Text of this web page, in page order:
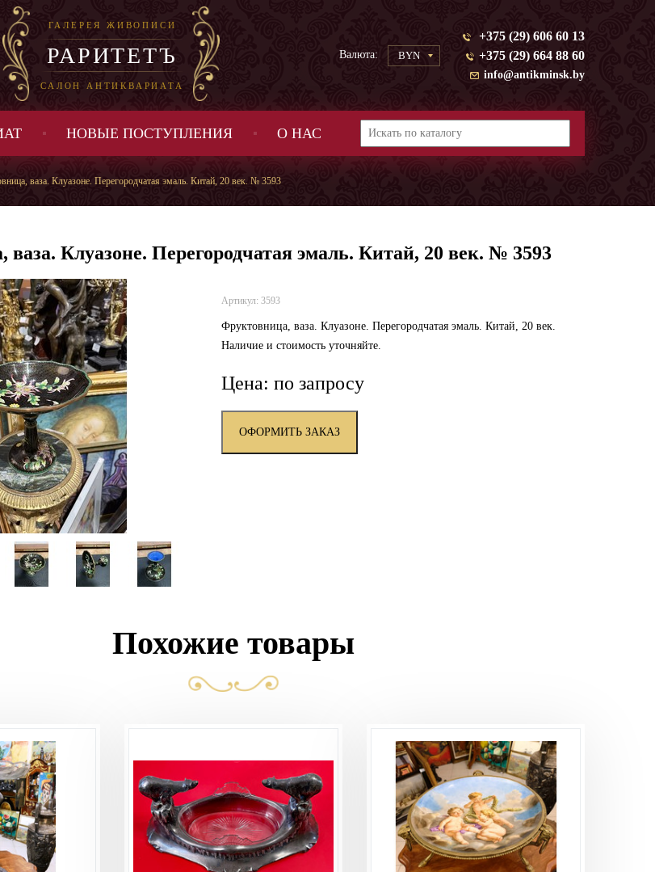
ГАЛЕРЕЯ ЖИВОПИСИ
РАРИТЕТЪ
САЛОН АНТИКВАРИАТА
Валюта: BYN
+375 (29) 606 60 13
+375 (29) 664 88 60
info@antikminsk.by
НОВЫЕ ПОСТУПЛЕНИЯ О НАС
ваза. Клуазоне. Перегородчатая эмаль. Китай, 20 век. № 3593
ваза. Клуазоне. Перегородчатая эмаль. Китай, 20 век. № 3593
Артикул: 3593
Фруктовница, ваза. Клуазоне. Перегородчатая эмаль. Китай, 20 век.
Наличие и стоимость уточняйте.
Цена: по запросу
ОФОРМИТЬ ЗАКАЗ
Похожие товары